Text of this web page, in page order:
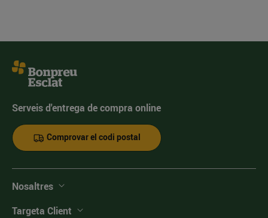
Serveis d'entrega de compra online
Comprovar el codi postal
Nosaltres
Targeta Client